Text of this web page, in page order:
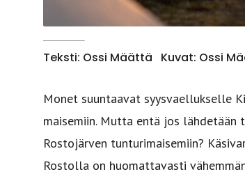
Teksti: Ossi Määttä Kuvat: Ossi
Monet suuntaavat syysvaellukselle
maisemiin. Mutta entä jos lähdetään
Rostojärven tunturimaisemiin?
Rostolla on huomattavasti